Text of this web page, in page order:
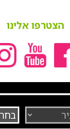
הצטרפו אלינו